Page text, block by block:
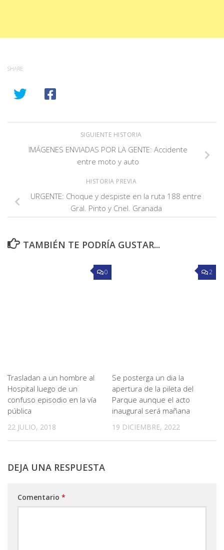
SHARE
SIGUIENTE HISTORIA
IMÁGENES ENVIADAS POR LA GENTE: Accidente
entre moto y auto
HISTORIA PREVIA
URGENTE: Choque y despiste en la ruta 188 entre
Gral. Pinto y Cnel. Granada
TAMBIÉN TE PODRÍA GUSTAR...
0
Trasladan a un hombre al
Hospital luego de un
confuso episodio en la vía
pública
22 JULIO, 2018
2
Se posterga un dia la
apertura de la pileta del
Parque aunque el acto
inaugural será mañana
19 DICIEMBRE, 2022
DEJA UNA RESPUESTA
Comentario *